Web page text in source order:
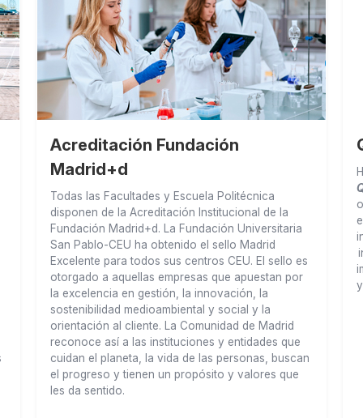
Fundación española sin ánimo de
lucro
Porque somos una Fundación española sin
ánimo de lucro.No pertenecemos a ninguna
sociedad jurídica que persiga el beneficio
económico ni estamos participados por ningún
fondo de inversión.